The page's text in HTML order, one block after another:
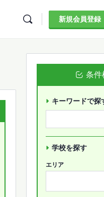
新規会員登録
条件
キーワードで探
学校を探す
エリア